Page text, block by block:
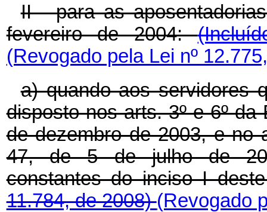
II - para as
fevereiro de 2004:
(Revogado pela Lei nº
a) quando aos servidores
disposto nos arts. 3º e 6º
de dezembro de 2003, e no
47, de 5 de julho de
constantes do inciso I
11.784, de 2008)(Revogado